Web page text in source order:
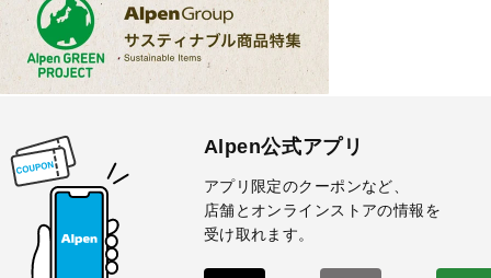
Alpen公式アプリ
アプリ限定のクーポンなど、
店舗とオンラインストアの情報を
受け取れます。